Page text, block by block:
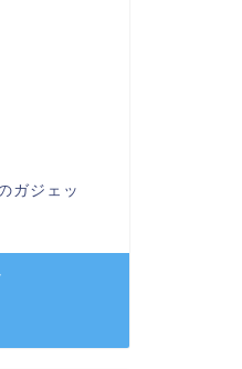
ガジェッ